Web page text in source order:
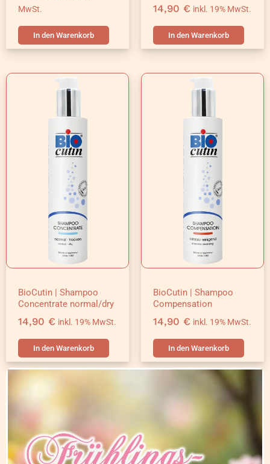
MwSt.
In den Warenkorb
14,90 € inkl. 19% MwSt.
In den Warenkorb
BioCutin | Shampoo
Concentrate normal/dry
14,90 € inkl. 19% MwSt.
In den Warenkorb
BioCutin | Shampoo
Compensation
14,90 € inkl. 19% MwSt.
In den Warenkorb